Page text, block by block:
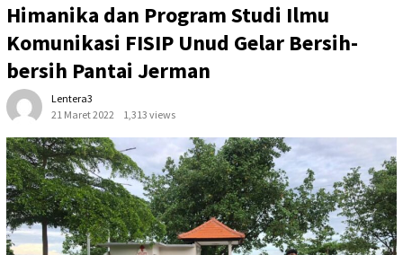
Himanika dan Program Studi Ilmu
Komunikasi FISIP Unud Gelar Bersih-
bersih Pantai Jerman
Lentera3
21 Maret 2022
1,313 views